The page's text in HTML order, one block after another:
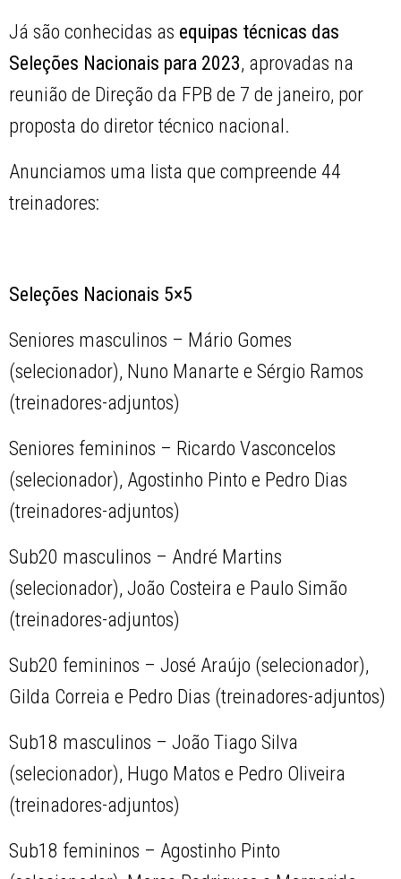
Já são conhecidas as equipas técnicas das
Seleções Nacionais para 2023, aprovadas na
reunião de Direção da FPB de 7 de janeiro, por
proposta do diretor técnico nacional.
Anunciamos uma lista que compreende 44
treinadores:
Seleções Nacionais 5×5
Seniores masculinos – Mário Gomes
(selecionador), Nuno Manarte e Sérgio Ramos
(treinadores-adjuntos)
Seniores femininos – Ricardo Vasconcelos
(selecionador), Agostinho Pinto e Pedro Dias
(treinadores-adjuntos)
Sub20 masculinos – André Martins
(selecionador), João Costeira e Paulo Simão
(treinadores-adjuntos)
Sub20 femininos – José Araújo (selecionador),
Gilda Correia e Pedro Dias (treinadores-adjuntos)
Sub18 masculinos – João Tiago Silva
(selecionador), Hugo Matos e Pedro Oliveira
(treinadores-adjuntos)
Sub18 femininos – Agostinho Pinto